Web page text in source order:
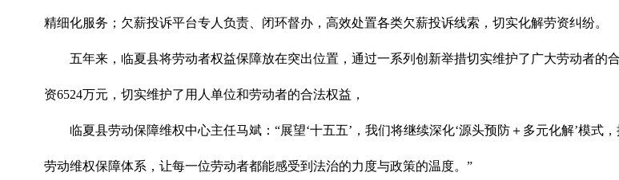
精细化服务；欠薪投诉平台专人负责、闭环督办，高效处置各类欠薪投诉线索，切实化解劳资纠纷。
五年来，临夏县将劳动者权益保障放在突出位置，通过一系列创新举措切实维护了广大劳动者的
资6524万元，切实维护了用人单位和劳动者的合法权益，
临夏县劳动保障维权中心主任马斌：“展望‘十五五’，我们将继续深化‘源头预防＋多元化解’模式
劳动维权保障体系，让每一位劳动者都能感受到法治的力度与政策的温度。”